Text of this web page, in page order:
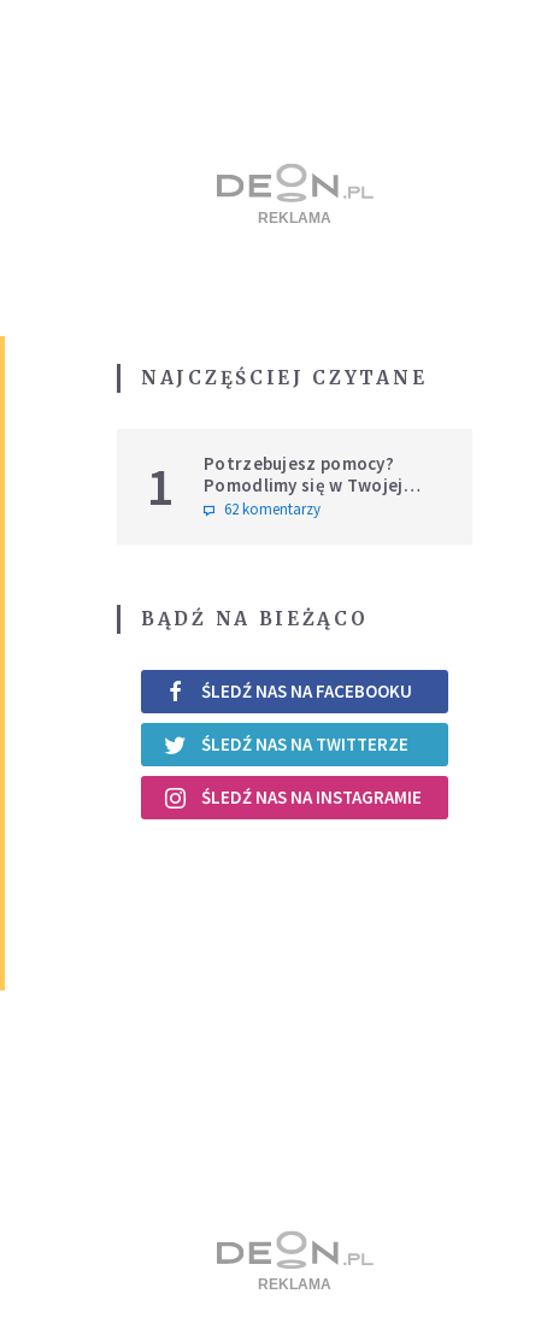
NAJCZĘŚCIEJ CZYTANE
1
Potrzebujesz pomocy?
Pomodlimy się w Twojej
intencji
62 komentarzy
BĄDŹ NA BIEŻĄCO
ŚLEDŹ NAS NA FACEBOOKU
ŚLEDŹ NAS NA TWITTERZE
ŚLEDŹ NAS NA INSTAGRAMIE